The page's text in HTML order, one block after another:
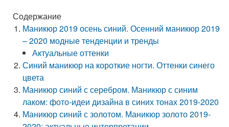
Содержание
Маникюр 2019 осень синий. Осенний маникюр 2019
– 2020 модные тенденции и тренды
Актуальные оттенки
Синий маникюр на короткие ногти. Оттенки синего
цвета
Маникюр синий с серебром. Маникюр с синим
лаком: фото-идеи дизайна в синих тонах 2019-2020
Маникюр синий с золотом. Маникюр золото 2019-